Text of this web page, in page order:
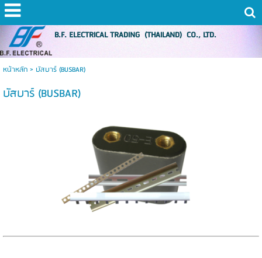
B.F. ELECTRICAL TRADING (THAILAND) CO., LTD.
หน้าหลัก> บัสบาร์ (BUSBAR)
บัสบาร์ (BUSBAR)